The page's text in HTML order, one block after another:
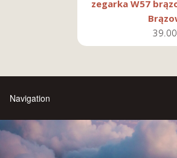
zegarka W57
39.00